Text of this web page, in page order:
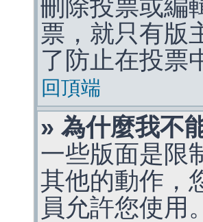
刪除投票或編
票，就只有版
了防止在投票
回頂端
» 為什麼我不
一些版面是限
其他的動作，
員允許您使用。